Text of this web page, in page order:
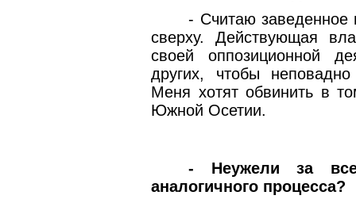
- Считаю заведенное
сверху. Действующая
своей оппозиционной
других, чтобы
Меня хотят обвинить в
Южной Осетии.
- Неужели за
аналогичного процесса?